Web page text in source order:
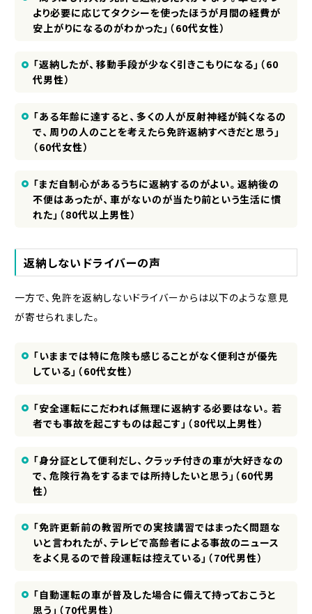
より必要に応じてタクシーを使ったほうが月間の経費が
安上がりになるのがわかった」（60代女性）
「返納したが、移動手段が少なく引きこもりになる」（60
代男性）
「ある年齢に達すると、多くの人が反射神経が鈍くなるの
で、周りの人のことを考えたら免許返納すべきだと思う」
（60代女性）
「まだ自制心があるうちに返納するのがよい。返納後の
不便はあったが、車がないのが当たり前という生活に慣
れた」（80代以上男性）
返納しないドライバーの声
一方で、免許を返納しないドライバーからは以下のような意見
が寄せられました。
「いままでは特に危険も感じることがなく便利さが優先
している」（60代女性）
「安全運転にこだわれば無理に返納する必要はない。若
者でも事故を起こすものは起こす」（80代以上男性）
「身分証として便利だし、クラッチ付きの車が大好きなの
で、危険行為をするまでは所持したいと思う」（60代男
性）
「免許更新前の教習所での実技講習ではまったく問題な
いと言われたが、テレビで高齢者による事故のニュース
をよく見るので普段運転は控えている」（70代男性）
「自動運転の車が普及した場合に備えて持っておこうと
思う」（70代男性）